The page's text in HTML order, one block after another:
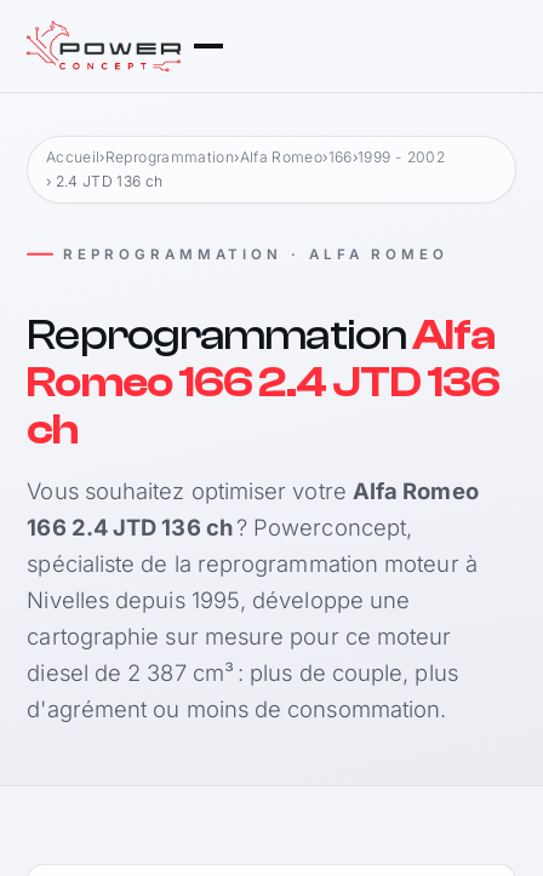
Accueil›Reprogrammation›Alfa Romeo›166›1999 - 2002
› 2.4 JTD 136 ch
REPROGRAMMATION · ALFA ROMEO
ReprogrammationAlfa
Romeo 166 2.4 JTD 136
ch
Vous souhaitez optimiser votre Alfa Romeo
166 2.4 JTD 136 ch? Powerconcept,
spécialiste de la reprogrammation moteur à
Nivelles depuis 1995, développe une
cartographie sur mesure pour ce moteur
diesel de 2 387 cm³ : plus de couple, plus
d'agrément ou moins de consommation.